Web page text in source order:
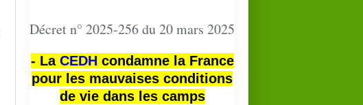
Décret n° 2025-256 du 20 mars 2025
- La CEDHcondamne la France
pour les mauvaises conditions
de vie dans les camps